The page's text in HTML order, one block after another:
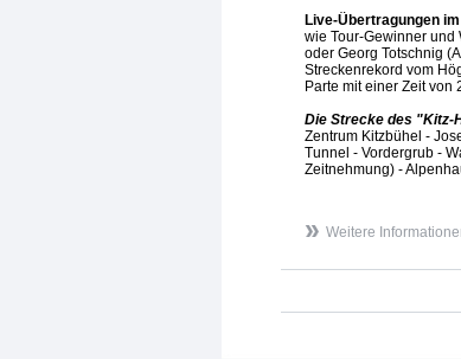
Live-Übertragungen
wie Tour-Gewinner
oder Georg Totschnig
Streckenrekord vom
Parte mit einer Zeit von
Die Strecke des "Kitz-
Zentrum Kitzbühel -
Tunnel - Vordergrub -
Zeitnehmung) -
Weitere